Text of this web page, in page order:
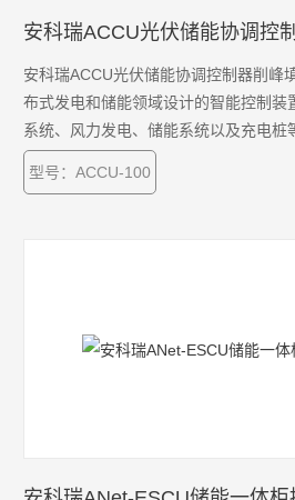
安科瑞ACCU光伏储能协调控
安科瑞ACCU光伏储能协调控制器削峰
布式发电和储能领域设计的智能控制装
系统、风力发电、储能系统以及充电桩
通过全天候的数据采集和分析，智能协
伏、风能、储能系统及充电桩的运行状
型号：ACCU-100